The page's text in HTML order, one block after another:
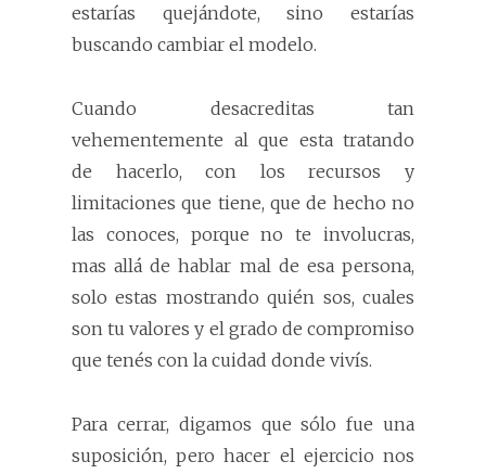
estarías quejándote, sino estarías
buscando cambiar el modelo.
Cuando desacreditas tan
vehementemente al que esta tratando
de hacerlo, con los recursos y
limitaciones que tiene, que de hecho no
las conoces, porque no te involucras,
mas allá de hablar mal de esa persona,
solo estas mostrando quién sos, cuales
son tu valores y el grado de compromiso
que tenés con la cuidad donde vivís.
Para cerrar, digamos que sólo fue una
suposición, pero hacer el ejercicio nos